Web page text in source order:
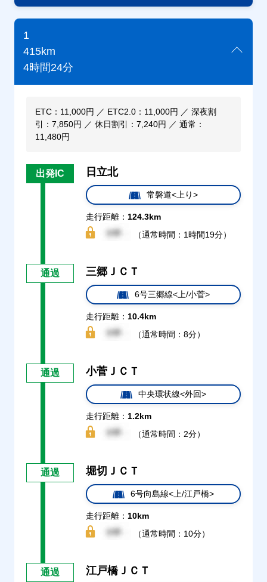
1
415km
4時間24分
ETC：11,000円 ／ ETC2.0：11,000円 ／ 深夜割
引：7,850円 ／ 休日割引：7,240円 ／ 通常：
11,480円
出発IC 日立北
常磐道<上り>
走行距離： 124.3km
（通常時間：1時間19分）
通過 三郷ＪＣＴ
6号三郷線<上/小菅>
走行距離： 10.4km
（通常時間：8分）
通過 小菅ＪＣＴ
中央環状線<外回>
走行距離： 1.2km
（通常時間：2分）
通過 堀切ＪＣＴ
6号向島線<上/江戸橋>
走行距離： 10km
（通常時間：10分）
通過 江戸橋ＪＣＴ